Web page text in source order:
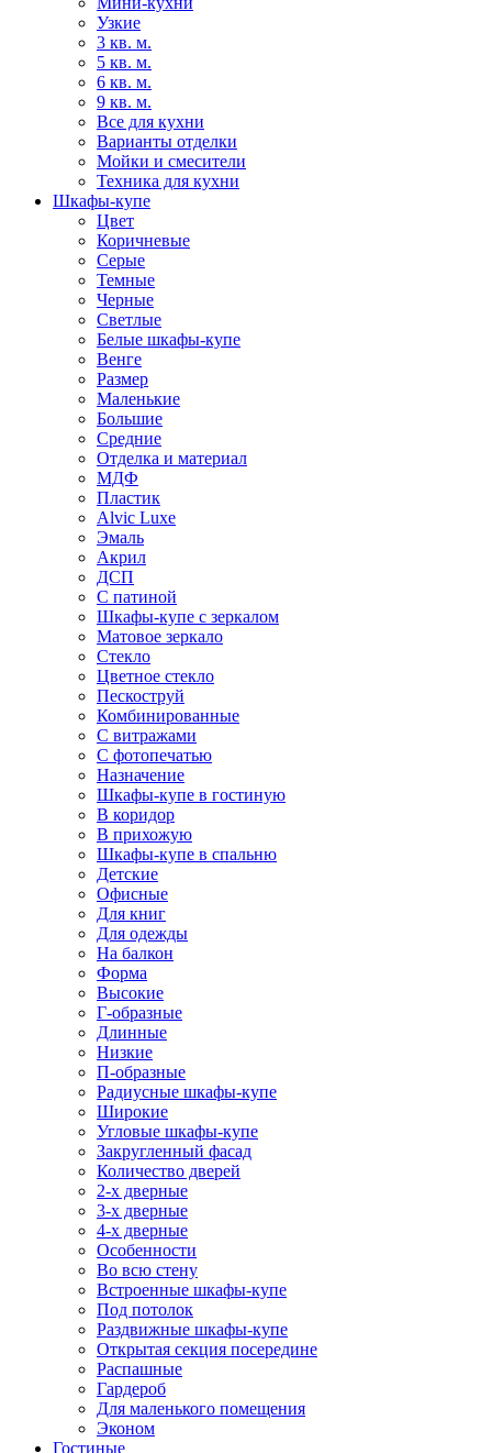
Узкие
3 кв. м.
5 кв. м.
6 кв. м.
9 кв. м.
Все для кухни
Варианты отделки
Мойки и смесители
Техника для кухни
Шкафы-купе
Цвет
Коричневые
Серые
Темные
Черные
Светлые
Белые шкафы-купе
Венге
Размер
Маленькие
Большие
Средние
Отделка и материал
МДФ
Пластик
Alvic Luxe
Эмаль
Акрил
ДСП
С патиной
Шкафы-купе с зеркалом
Матовое зеркало
Стекло
Цветное стекло
Пескоструй
Комбинированные
С витражами
С фотопечатью
Назначение
Шкафы-купе в гостиную
В коридор
В прихожую
Шкафы-купе в спальню
Детские
Офисные
Для книг
Для одежды
На балкон
Форма
Высокие
Г-образные
Длинные
Низкие
П-образные
Радиусные шкафы-купе
Широкие
Угловые шкафы-купе
Закругленный фасад
Количество дверей
2-х дверные
3-х дверные
4-х дверные
Особенности
Во всю стену
Встроенные шкафы-купе
Под потолок
Раздвижные шкафы-купе
Открытая секция посередине
Распашные
Гардероб
Для маленького помещения
Эконом
Гостиные